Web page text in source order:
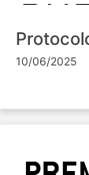
10/06/2025